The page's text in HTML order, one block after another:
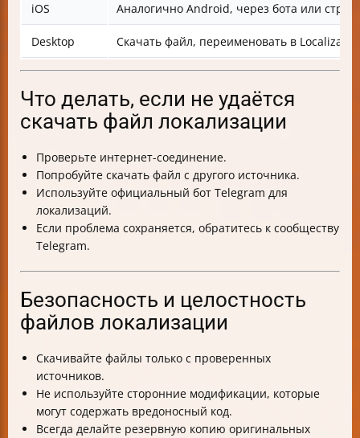
iOS Аналогично Android, через бота или
Desktop Скачать файл, переименовать в
Что делать, если не удаётся
скачать файл локализации
Проверьте интернет-соединение.
Попробуйте скачать файл с другого источника.
Используйте официальный бот Telegram для
локализаций.
Если проблема сохраняется, обратитесь к сообществу
Telegram.
Безопасность и целостность
файлов локализации
Скачивайте файлы только с проверенных
источников.
Не используйте сторонние модификации, которые
могут содержать вредоносный код.
Всегда делайте резервную копию оригинальных